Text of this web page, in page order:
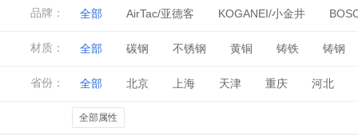
手动阀(86) 放料阀(107) 闸阀(391) 截止阀
品牌： 全部 AirTac/亚德客 KOGANEI/小金井
NORGER/诺冠 SNS Danfoss/丹佛斯
Ingersoll Rand/英格索兰
材质： 全部 碳钢 不锈钢 黄铜 铸铁 铸钢
衬氟 其他
省份： 全部 北京 上海 天津 重庆 河北
山东
全部属性